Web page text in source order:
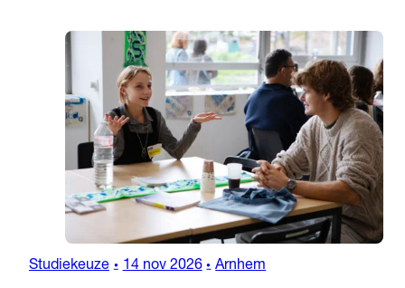
Studiekeuze • 14 nov 2026 • Arnhem